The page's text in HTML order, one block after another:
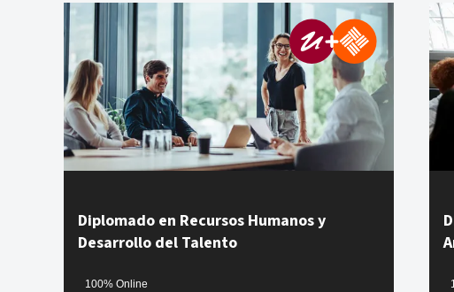
Diplomado en Recursos Humanos y
Desarrollo del Talento
100% Online